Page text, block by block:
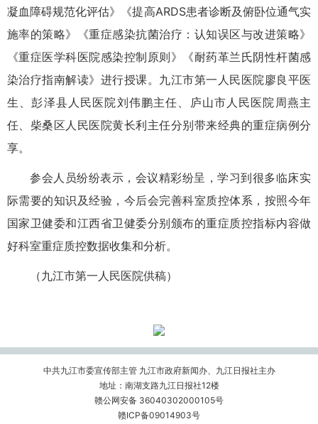
凝血障碍规范化评估》《提高ARDS患者诊断及俯卧位通气实
施率的策略》《重症感染抗菌治疗：认知误区与改进策略》
《重症医学科医院感染控制原则》《耐药革兰氏阴性杆菌感
染治疗指南解读》进行授课。九江市第一人民医院廖良平医
生、彭泽县人民医院刘伟鹏主任、庐山市人民医院周燕主
任、柴桑区人民医院黄长利主任分别带来经典的重症病例分
享。
参会人员纷纷表示，会议精彩纷呈，学习到很多临床实
际需要的知识及经验，今后会完善科室质控体系，按照今年
国家卫健委和江西省卫健委分别颁布的重症质控指标内容做
好科室重症质控数据收集和分析。
（九江市第一人民医院供稿）
中共九江市委宣传部主管 九江市政府新闻办、九江日报社主办
地址：南湖支路九江日报社12楼
赣公网安备 36040302000105号
赣ICP备09014903号